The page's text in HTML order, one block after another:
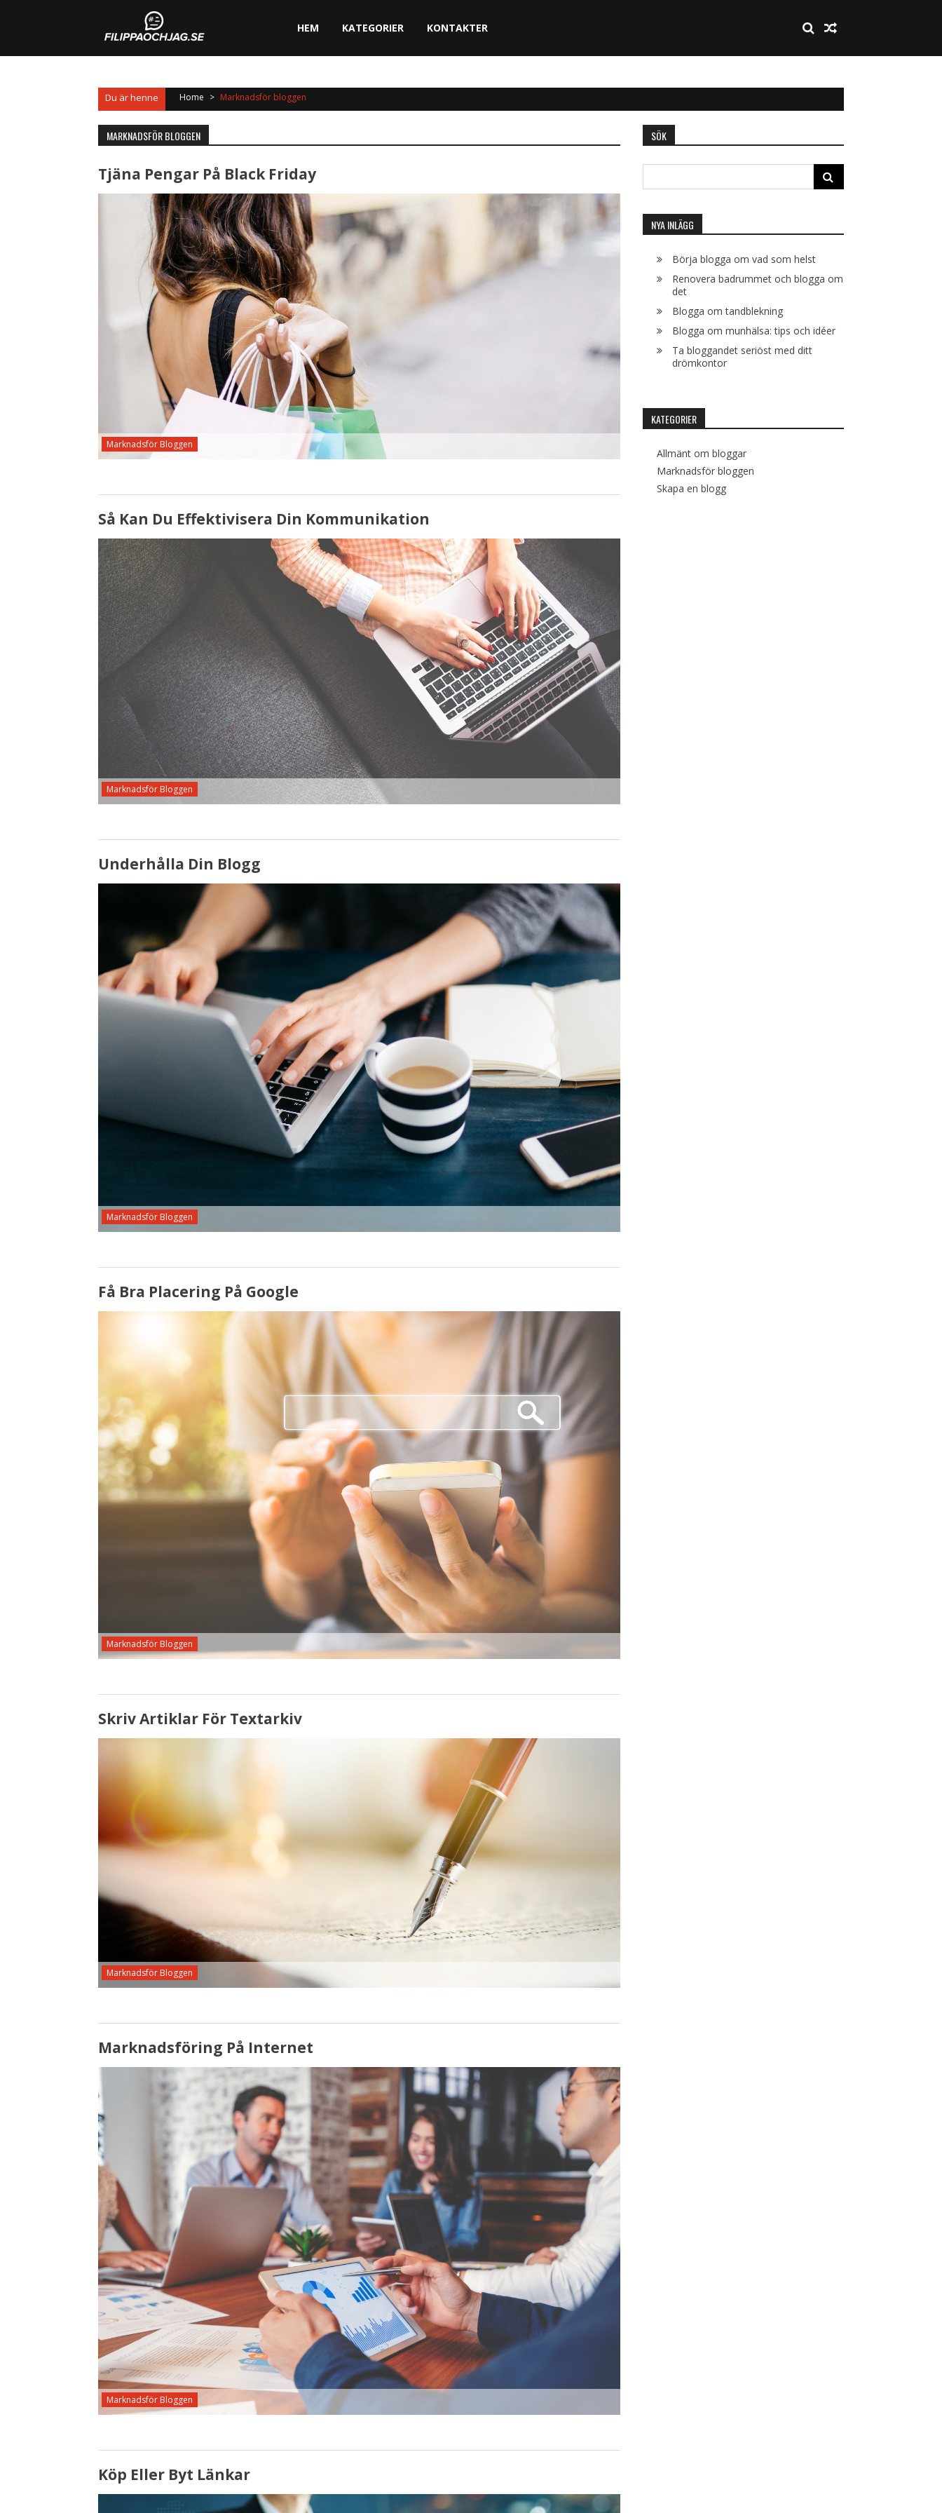
HEM KATEGORIER KONTAKTER
Home > Marknadsför bloggen
MARKNADSFÖR BLOGGEN
Tjäna Pengar På Black Friday
Marknadsför Bloggen
Så Kan Du Effektivisera Din Kommunikation
Marknadsför Bloggen
Underhålla Din Blogg
Marknadsför Bloggen
Få Bra Placering På Google
Marknadsför Bloggen
Skriv Artiklar För Textarkiv
Marknadsför Bloggen
Marknadsföring På Internet
Marknadsför Bloggen
Köp Eller Byt Länkar
SÖK
Search
for:
NYA INLÄGG
Börja blogga om vad som helst
Renovera badrummet och blogga om
det
Blogga om tandblekning
Blogga om munhälsa: tips och idéer
Ta bloggandet seriöst med ditt
drömkontor
KATEGORIER
Allmänt om bloggar
Marknadsför bloggen
Skapa en blogg